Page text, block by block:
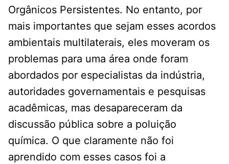
Orgânicos Persistentes. No entanto, por
mais importantes que sejam esses acordos
ambientais multilaterais, eles moveram os
problemas para uma área onde foram
abordados por especialistas da indústria,
autoridades governamentais e pesquisas
acadêmicas, mas desapareceram da
discussão pública sobre a poluição
química. O que claramente não foi
aprendido com esses casos foi a